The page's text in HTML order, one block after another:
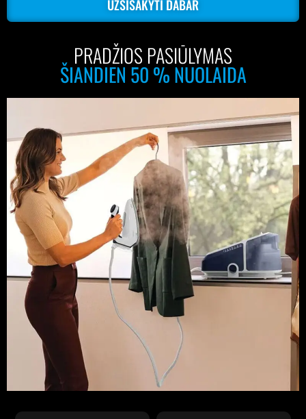
UŽSISAKYTI DABAR
PRADŽIOS PASIŪLYMAS
ŠIANDIEN 50 % NUOLAIDA